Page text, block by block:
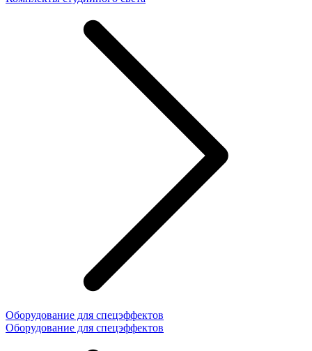
Оборудование для спецэффектов
Оборудование для спецэффектов